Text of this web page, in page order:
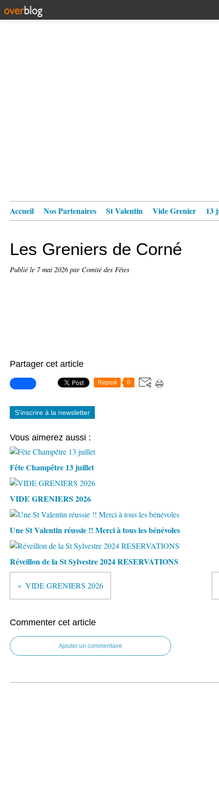
Accueil Nos Partenaires St Valentin Vide Grenier 13
Les Greniers de Corné
Publié le 7 mai 2026par Comité des Fêtes
Partager cet article
Repost 0
S'inscrire à la newsletter
Vous aimerez aussi :
Fête Champêtre 13 juillet
VIDE GRENIERS 2026
Une St Valentin réussie !! Merci à tous les bénévoles
Réveillon de la St Sylvestre 2024 RESERVATIONS
VIDE GRENIERS 2026
Commenter cet article
Ajouter un commentaire